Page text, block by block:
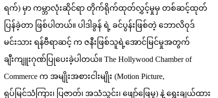
ရက်) မှာ ကမ္ဘာလုံးဆိုင်ရာ တိုက်ရိုက်ထုတ်လွှင့်မှုမှ တစ်ဆင့်ထုတ်
ပြန်ခဲ့တာ ဖြစ်ပါတယ်။ ပါဒါခွန် ရဲ့ ခင်ပွန်းဖြစ်တဲ့ ဘောလိဝုဒ်
မင်းသား ရန်ဗီရာဆင့် က ဇနီးဖြစ်သူရဲ့အောင်မြင်မှုအတွက်
ချီးကျူးဂုဏ်ပြုပေးခဲ့ပါတယ်။ The Hollywood Chamber of
Commerce က အမျိုးအစားငါးမျိုး (Motion Picture,
ရုပ်မြင်သံကြား၊ ပြဇာတ်၊ အသံသွင်း၊ ဖျော်ဖြေမှု) နဲ့ ရွေးချယ်ထား